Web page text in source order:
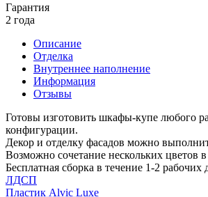
Гарантия
2 года
Описание
Отделка
Внутреннее наполнение
Информация
Отзывы
Готовы изготовить шкафы-купе любого
конфигурации.
Декор и отделку фасадов можно
Возможно сочетание нескольких цветов
Бесплатная сборка в течение 1-2 рабочих
ЛДСП
Пластик Alvic Luxe